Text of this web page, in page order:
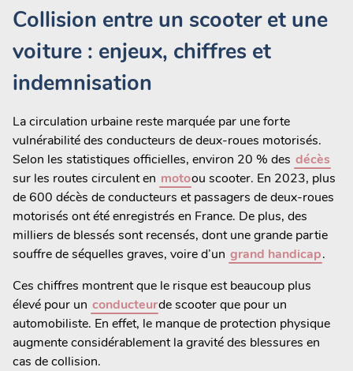
Collision entre un scooter et une
voiture : enjeux, chiffres et
indemnisation
La circulation urbaine reste marquée par une forte
vulnérabilité des conducteurs de deux-roues motorisés.
Selon les statistiques officielles, environ 20 % des décès
sur les routes circulent en motoou scooter. En 2023, plus
de 600 décès de conducteurs et passagers de deux-roues
motorisés ont été enregistrés en France. De plus, des
milliers de blessés sont recensés, dont une grande partie
souffre de séquelles graves, voire d’un grand handicap.
Ces chiffres montrent que le risque est beaucoup plus
élevé pour un conducteurde scooter que pour un
automobiliste. En effet, le manque de protection physique
augmente considérablement la gravité des blessures en
cas de collision.